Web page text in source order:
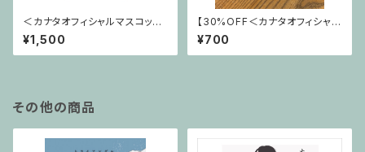
＜カナタオフィシャルマスコット
＞カナタン エコバッグ
¥1,500
【30%OFF＜カナタオフィシャル
マスコット＞カナタン マスク
¥700
その他の商品